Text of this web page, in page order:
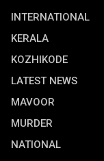
INTERNATIONAL
KERALA
KOZHIKODE
LATEST NEWS
MAVOOR
MURDER
NATIONAL